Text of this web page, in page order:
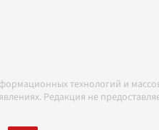
технологий и
Редакция не